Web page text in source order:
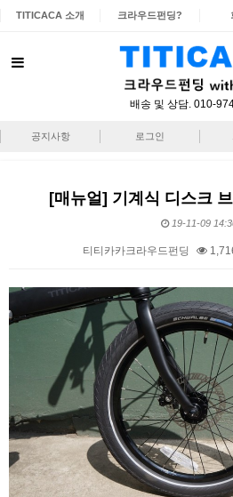
TITICACA 소개 크라우드펀딩?
배송 및 상담. 010-
공지사항 로그인
[매뉴얼] 기계식 디스크
19-11-09
티티카카크라우드펀딩
본문